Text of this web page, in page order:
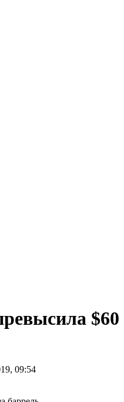
$60
09:54